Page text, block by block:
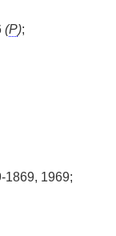
(P);
1869, 1969;